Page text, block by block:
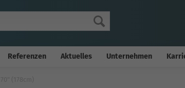
Referenzen Aktuelles Unternehmen